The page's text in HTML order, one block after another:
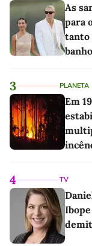
As
para
tanto
3 PLANETA
Em
4 TV